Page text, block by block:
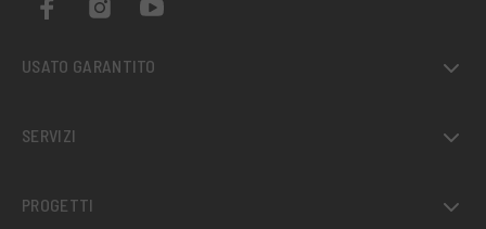
USATO GARANTITO
SERVIZI
PROGETTI